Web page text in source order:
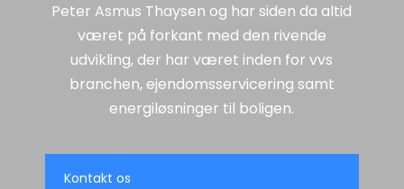
Peter Asmus Thaysen og har siden da altid
været på forkant med den rivende
udvikling, der har været inden for vvs
branchen, ejendomsservicering samt
energiløsninger til boligen.
Kontakt os​